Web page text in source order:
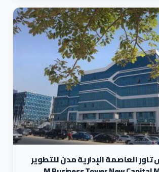
العاصمة الإدارية مدن للتطوير